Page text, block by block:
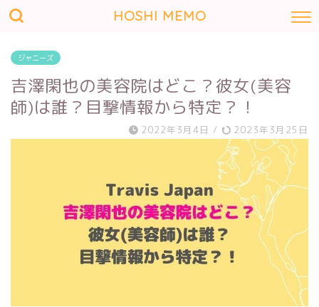
HOSHI MEMO
ジャニーズ
吉澤閑也の美容院はどこ？彼女(美容
師)は誰？目撃情報から特定？！
2022年3月4日 / 2023年3月25日